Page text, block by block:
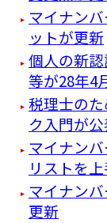
マイナン
ットが更新
個人の新
等が28年4
税理士の
ク入門が
マイナン
リストを
マイナン
更新